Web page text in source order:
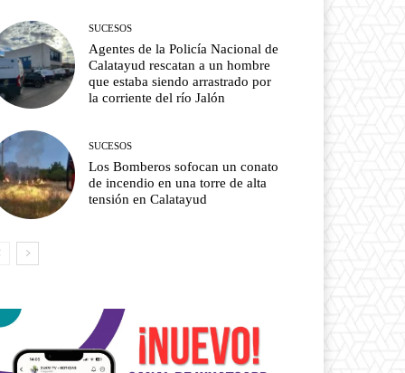
SUCESOS
Agentes de la Policía Nacional de
Calatayud rescatan a un hombre
que estaba siendo arrastrado por
la corriente del río Jalón
SUCESOS
Los Bomberos sofocan un conato
de incendio en una torre de alta
tensión en Calatayud